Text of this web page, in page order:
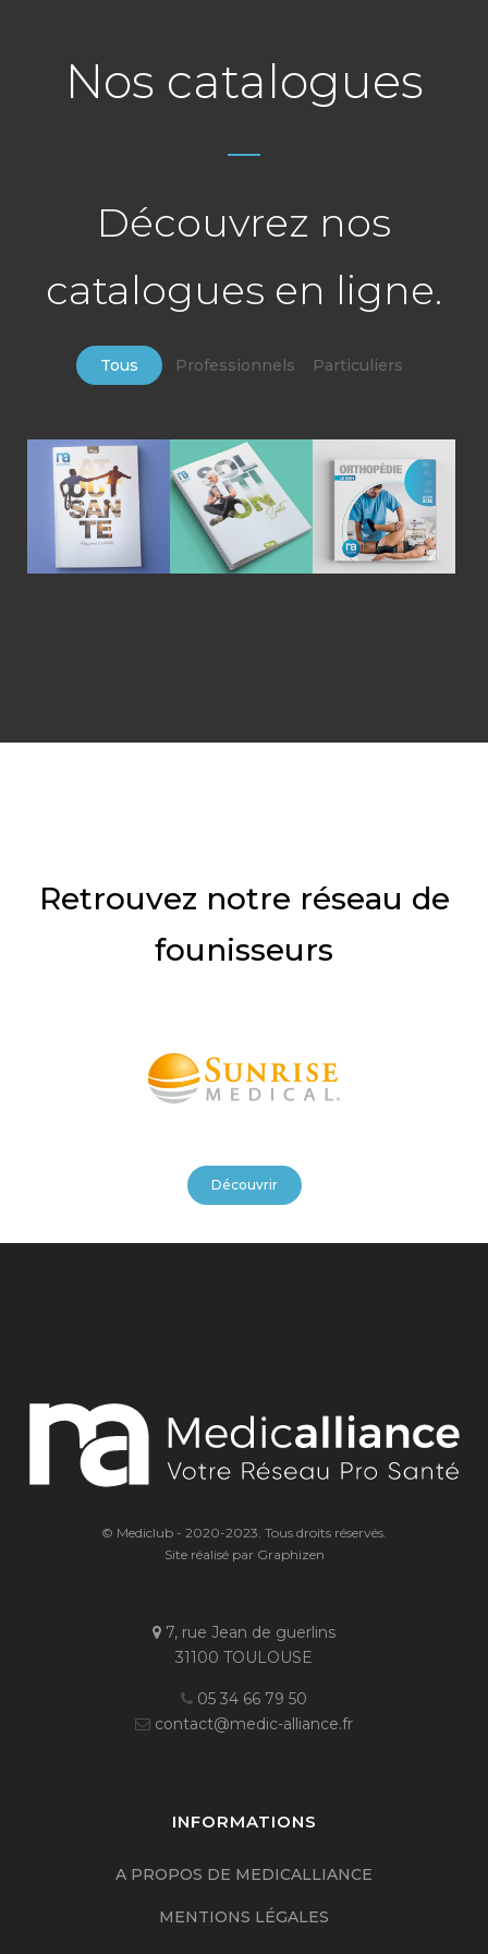
Nos catalogues
Découvrez nos
catalogues en ligne.
Tous Professionnels Particuliers
Visionnez
notre
catalogue
BIENTOT
DISPONIBLE
Consultez
notre
de
Retrouvez notre réseau de
founisseurs
Découvrir
© Mediclub - 2020-2023. Tous droits réservés.
Site réalisé par Graphizen
7, rue Jean de guerlins
31100 TOULOUSE
05 34 66 79 50
contact@medic-alliance.fr
INFORMATIONS
A PROPOS DE MEDICALLIANCE
MENTIONS LÉGALES